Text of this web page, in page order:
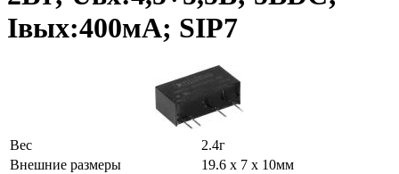
Iвых:400мА; SIP7
Вес
2.4г
Внешние размеры
19.6 x 7 x 10мм